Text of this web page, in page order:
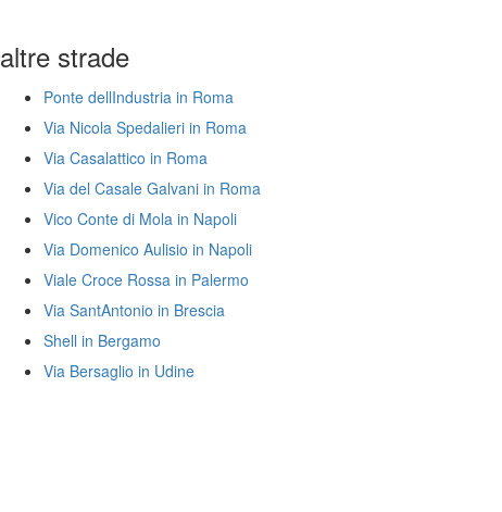
altre strade
Ponte dellIndustria in Roma
Via Nicola Spedalieri in Roma
Via Casalattico in Roma
Via del Casale Galvani in Roma
Vico Conte di Mola in Napoli
Via Domenico Aulisio in Napoli
Viale Croce Rossa in Palermo
Via SantAntonio in Brescia
Shell in Bergamo
Via Bersaglio in Udine